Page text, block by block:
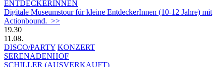
ENTDECKERINNEN
Digitale Museumstour für kleine EntdeckerInnen (10-12 Jahre) mit
Actionbound. >>
19.30
11.08.
DISCO/PARTY KONZERT
SERENADENHOF
SCHILLER (AUSVERKAUFT)